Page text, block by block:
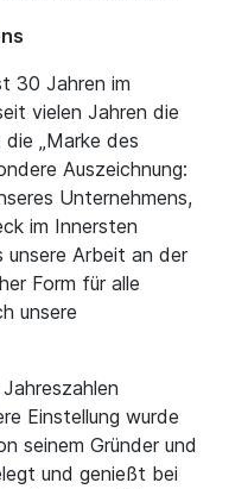
30 Jahren im
vielen Jahren die
„Marke des
Auszeichnung:
Unternehmens,
im Innersten
unsere Arbeit an der
Form für alle
unsere
Einstellung wurde
seinem Gründer und
und genießt bei